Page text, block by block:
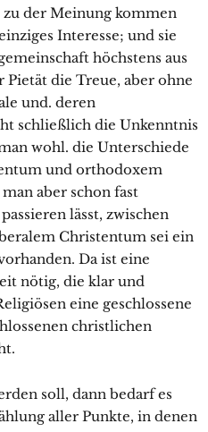
der Meinung kommen
Interesse; und sie
höchstens aus
die Treue, aber ohne
und. deren
schließlich die Unkenntnis
wohl. die Unterschiede
und orthodoxem
aber schon fast
lässt, zwischen
Christentum sei ein
Da ist eine
nötig, die klar und
eine geschlossene
christlichen
soll, dann bedarf es
aller Punkte, in denen